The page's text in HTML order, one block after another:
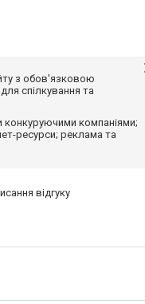
з обов'язковою
спілкування та
конкуруючими компаніями;
ресурси; реклама та
відгуку